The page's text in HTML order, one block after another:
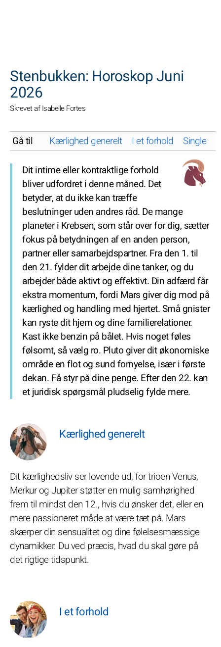
Stenbukken: Horoskop Juni
2026
Skrevet af Isabelle Fortes
Gå til Kærlighed generelt I et forhold Single
Dit intime eller kontraktlige forhold
bliver udfordret i denne måned. Det
betyder, at du ikke kan træffe
beslutninger uden andres råd. De mange
planeter i Krebsen, som står over for dig, sætter
fokus på betydningen af en anden person,
partner eller samarbejdspartner. Fra den 1. til
den 21. fylder dit arbejde dine tanker, og du
arbejder både aktivt og effektivt. Din adfærd får
ekstra momentum, fordi Mars giver dig mod på
kærlighed og handling med hjertet. Små gnister
kan ryste dit hjem og dine familierelationer.
Kast ikke benzin på bålet. Hvis noget føles
følsomt, så vælg ro. Pluto giver dit økonomiske
område en flot og sund fornyelse, især i første
dekan. Få styr på dine penge. Efter den 22. kan
et juridisk spørgsmål pludselig fylde mere.
Kærlighed generelt
Dit kærlighedsliv ser lovende ud, for trioen Venus,
Merkur og Jupiter støtter en mulig samhørighed
frem til mindst den 12., hvis du ønsker det, eller en
mere passioneret måde at være tæt på. Mars
skærper din sensualitet og dine følelsesmæssige
dynamikker. Du ved præcis, hvad du skal gøre på
det rigtige tidspunkt.
I et forhold